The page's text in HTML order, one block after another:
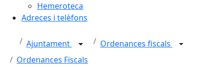
Hemeroteca
Adreces i telèfons
Ajuntament
Ordenances fiscals
Ordenances Fiscals